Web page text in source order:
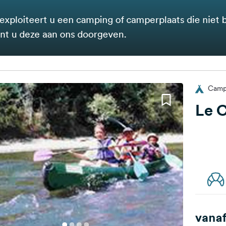
u een camping of camperplaats die niet
u deze aan ons doorgeven.
Le
vanaf